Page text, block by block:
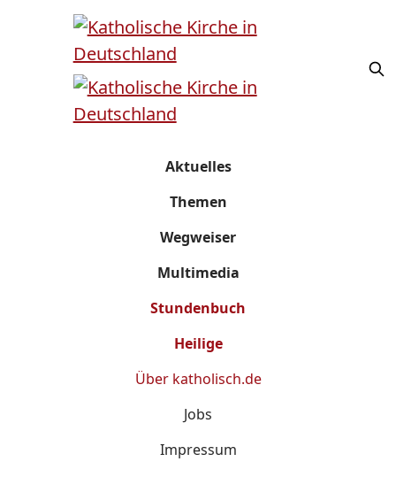
Aktuelles
Themen
Wegweiser
Multimedia
Stundenbuch
Heilige
Über katholisch.de
Jobs
Impressum